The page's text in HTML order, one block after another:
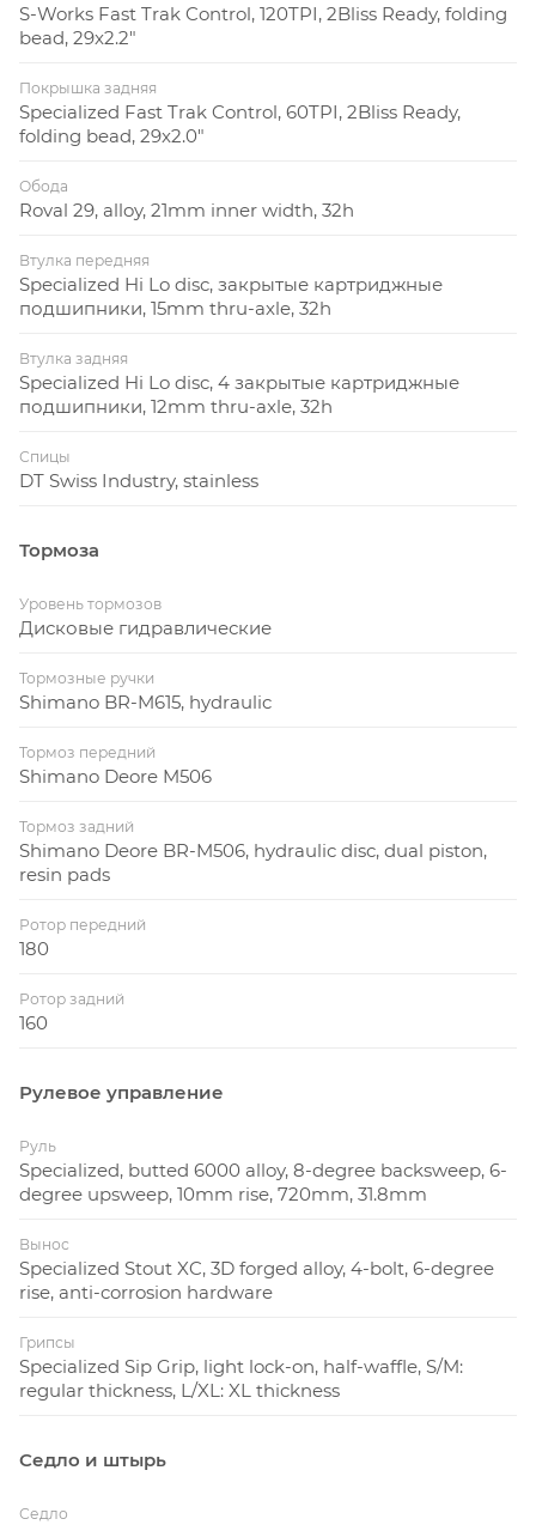
S-Works Fast Trak Control, 120TPI, 2Bliss Ready, folding
bead, 29x2.2"
Покрышка задняя
Specialized Fast Trak Control, 60TPI, 2Bliss Ready,
folding bead, 29x2.0"
Обода
Roval 29, alloy, 21mm inner width, 32h
Втулка передняя
Specialized Hi Lo disc, закрытые картриджные
подшипники, 15mm thru-axle, 32h
Втулка задняя
Specialized Hi Lo disc, 4 закрытые картриджные
подшипники, 12mm thru-axle, 32h
Спицы
DT Swiss Industry, stainless
Тормоза
Уровень тормозов
Дисковые гидравлические
Тормозные ручки
Shimano BR-M615, hydraulic
Тормоз передний
Shimano Deore M506
Тормоз задний
Shimano Deore BR-M506, hydraulic disc, dual piston,
resin pads
Ротор передний
180
Ротор задний
160
Рулевое управление
Руль
Specialized, butted 6000 alloy, 8-degree backsweep, 6-
degree upsweep, 10mm rise, 720mm, 31.8mm
Вынос
Specialized Stout XC, 3D forged alloy, 4-bolt, 6-degree
rise, anti-corrosion hardware
Грипсы
Specialized Sip Grip, light lock-on, half-waffle, S/M:
regular thickness, L/XL: XL thickness
Седло и штырь
Седло